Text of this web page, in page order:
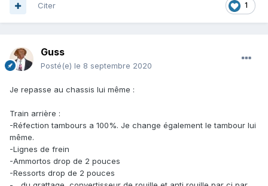
1
Citer
Guss
Posté(e) le 8 septembre 2020
Je repasse au chassis lui même :
Train arrière :
-Réfection tambours a 100%. Je change également le tambour lui
même.
-Lignes de frein
-Ammortos drop de 2 pouces
-Ressorts drop de 2 pouces